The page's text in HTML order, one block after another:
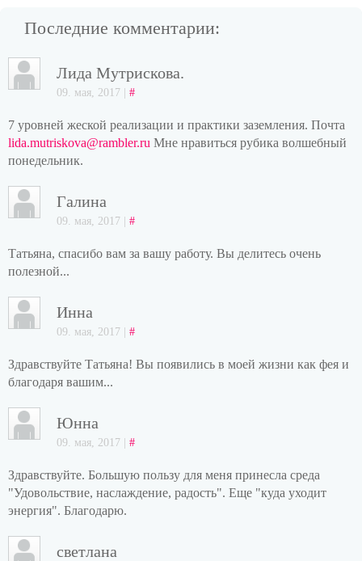
Последние комментарии:
Лида Мутрискова.
09. мая, 2017 | #
7 уровней жеской реализации и практики заземления. Почта
lida.mutriskova@rambler.ru Мне нравиться рубика волшебный
понедельник.
Галина
09. мая, 2017 | #
Татьяна, спасибо вам за вашу работу. Вы делитесь очень
полезной...
Инна
09. мая, 2017 | #
Здравствуйте Татьяна! Вы появились в моей жизни как фея и
благодаря вашим...
Юнна
09. мая, 2017 | #
Здравствуйте. Большую пользу для меня принесла среда
"Удовольствие, наслаждение, радость". Еще "куда уходит
энергия". Благодарю.
светлана